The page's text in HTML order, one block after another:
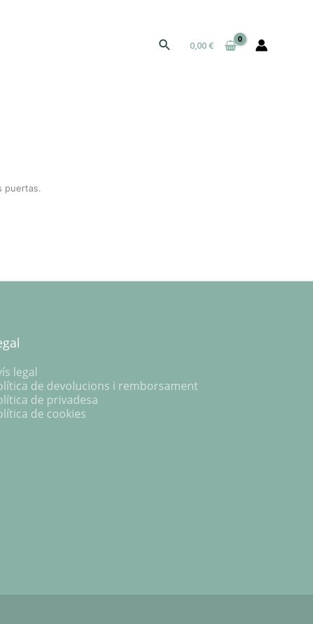
Buscar0,00€
puertas.
legal
de devolucions i remborsament
de privadesa
de cookies